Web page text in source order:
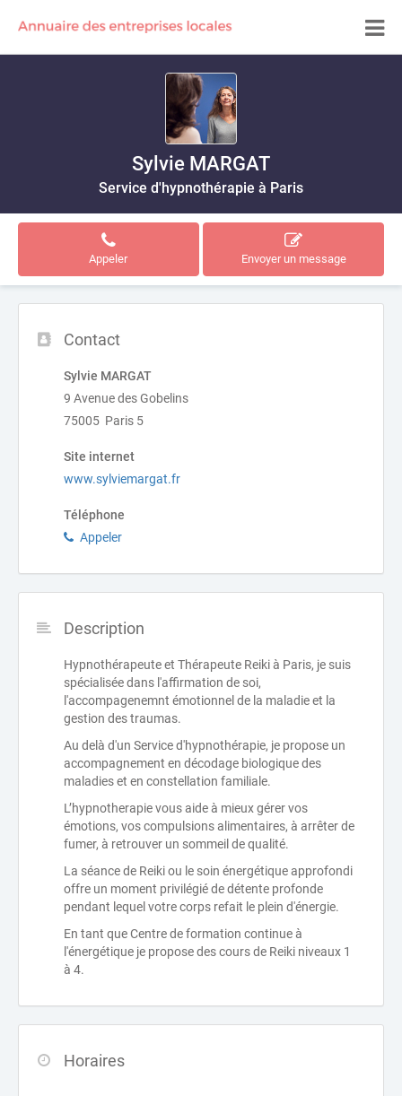
Sylvie MARGAT
Service d'hypnothérapie à Paris
Appeler Envoyer un message
Contact
Sylvie MARGAT
9 Avenue des Gobelins
75005 Paris 5
Site internet
www.sylviemargat.fr
Téléphone
Appeler
Description
Hypnothérapeute et Thérapeute Reiki à Paris, je suis
spécialisée dans l'affirmation de soi,
l'accompagenemnt émotionnel de la maladie et la
gestion des traumas.
Au delà d'un Service d'hypnothérapie, je propose un
accompagnement en décodage biologique des
maladies et en constellation familiale.
L’hypnotherapie vous aide à mieux gérer vos
émotions, vos compulsions alimentaires, à arrêter de
fumer, à retrouver un sommeil de qualité.
La séance de Reiki ou le soin énergétique approfondi
offre un moment privilégié de détente profonde
pendant lequel votre corps refait le plein d'énergie.
En tant que Centre de formation continue à
l'énergétique je propose des cours de Reiki niveaux 1
à 4.
Horaires